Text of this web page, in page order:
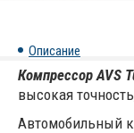
Описание
Компрессор AVS
высокая
Автомобильный